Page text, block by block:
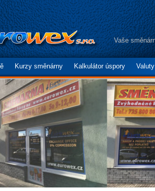
Vaše
Kurzy směnárny Kalkulátor úspory